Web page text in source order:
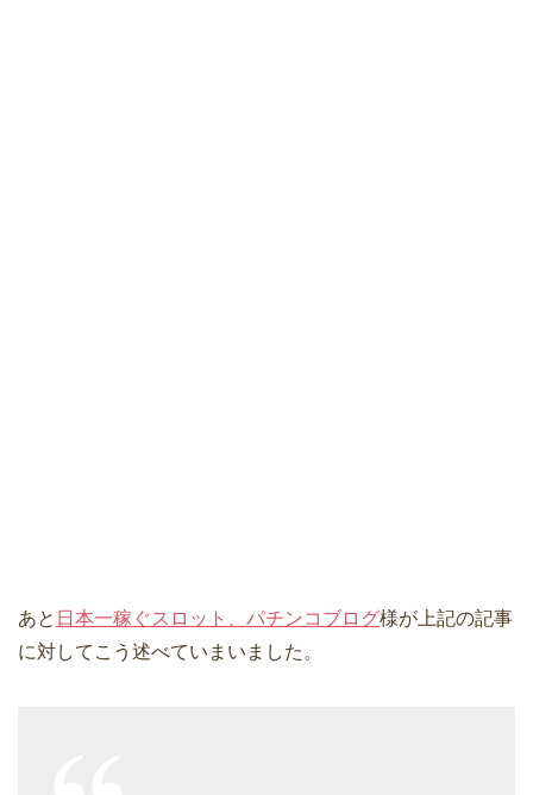
あと 日本一稼ぐスロット、パチンコブログ様が上記の記事
に対してこう述べていまいました。